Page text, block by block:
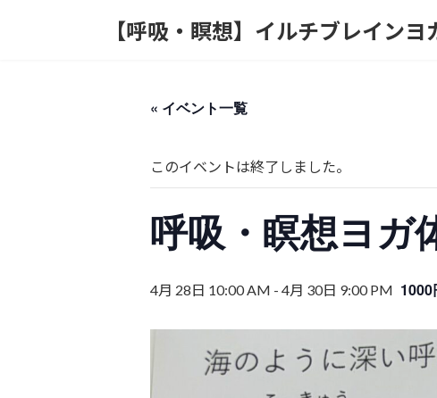
【呼吸・瞑想】イルチブレイン
« イベント一覧
このイベントは終了しました。
呼吸・瞑想ヨガ
4月 28日 10:00 AM - 4月 30日 9:00 PM 1000